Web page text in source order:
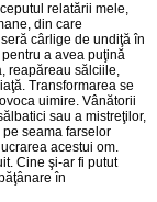
relatării mele,
din care
cârlige de undiţă în
a avea puţină
reapăreau sălciile,
Transformarea se
uimire. Vânătorii
sau a mistreţilor,
seama farselor
acestui om.
Cine şi-ar fi putut
în